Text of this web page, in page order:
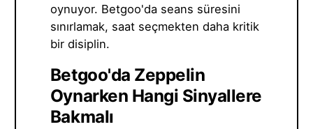
oynuyor. Betgoo'da seans süresini
sınırlamak, saat seçmekten daha kritik
bir disiplin.
Betgoo'da Zeppelin
Oynarken Hangi Sinyallere
Bakmalı